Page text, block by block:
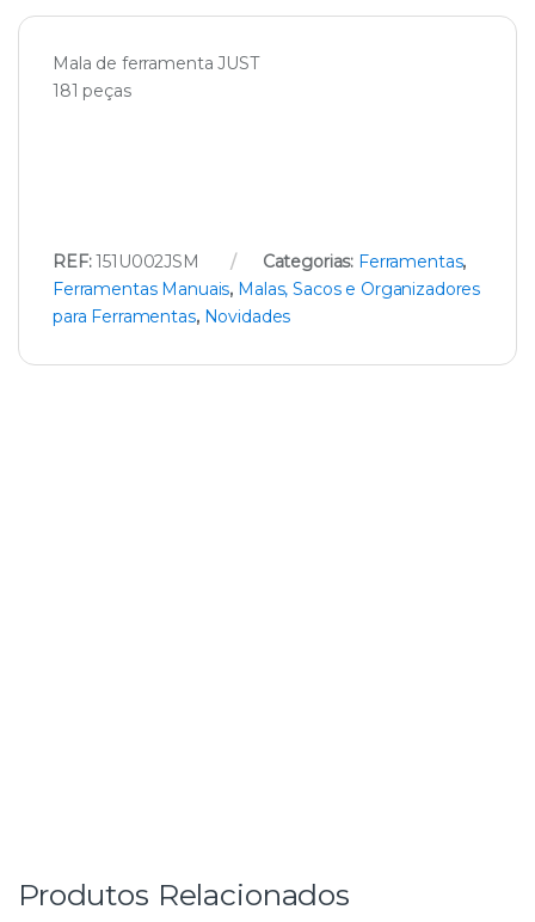
Mala de ferramenta JUST
181 peças
REF:151U002JSM Categorias: Ferramentas,
Ferramentas Manuais, Malas, Sacos e Organizadores
para Ferramentas, Novidades
Produtos Relacionados